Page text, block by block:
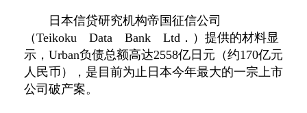
日本信贷研究机构帝国征信公司
（Teikoku Data Bank Ltd．）提供的材料显
示，Urban负债总额高达2558亿日元（约170亿元
人民币），是目前为止日本今年最大的一宗上市
公司破产案。